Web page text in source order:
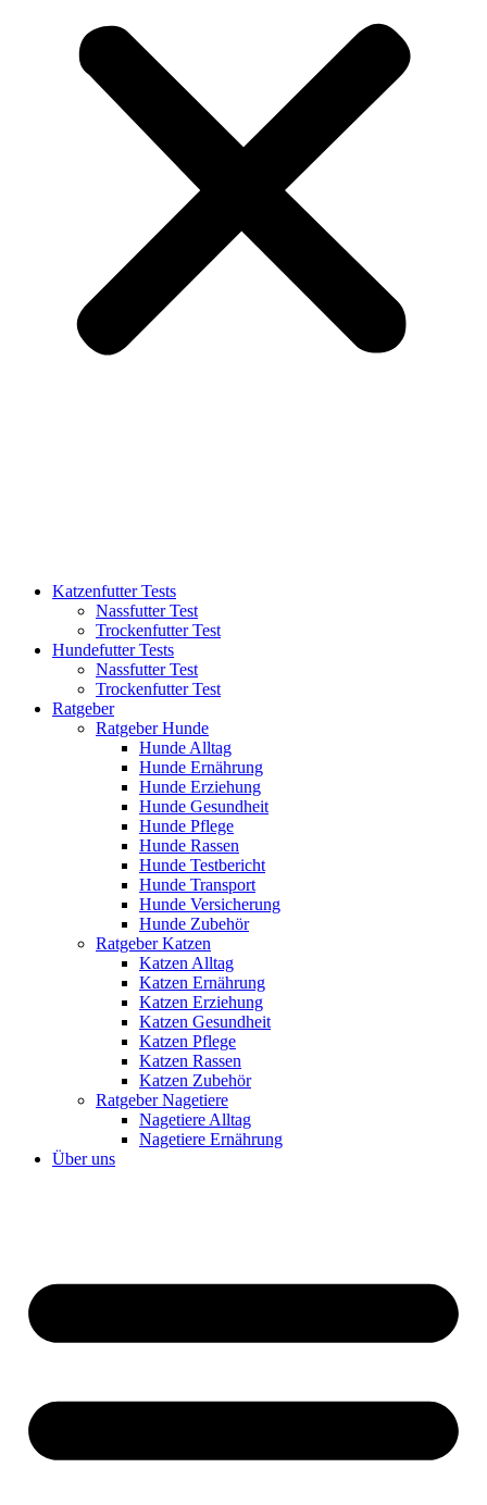
Katzenfutter Tests
Nassfutter Test
Trockenfutter Test
Hundefutter Tests
Nassfutter Test
Trockenfutter Test
Ratgeber
Ratgeber Hunde
Hunde Alltag
Hunde Ernährung
Hunde Erziehung
Hunde Gesundheit
Hunde Pflege
Hunde Rassen
Hunde Testbericht
Hunde Transport
Hunde Versicherung
Hunde Zubehör
Ratgeber Katzen
Katzen Alltag
Katzen Ernährung
Katzen Erziehung
Katzen Gesundheit
Katzen Pflege
Katzen Rassen
Katzen Zubehör
Ratgeber Nagetiere
Nagetiere Alltag
Nagetiere Ernährung
Über uns